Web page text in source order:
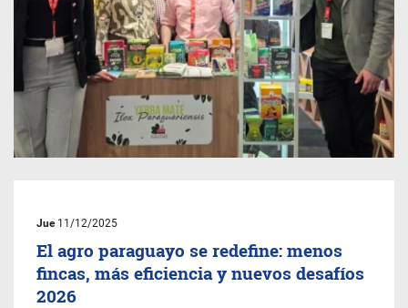
Jue11/12/2025
El agro paraguayo se redefine: menos
fincas, más eficiencia y nuevos desafíos
2026